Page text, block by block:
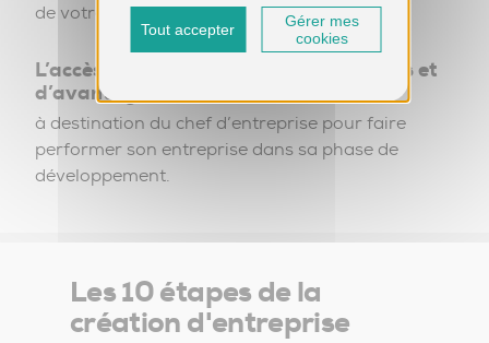
de votre activité.
L’accès à une offre complète de services et
d’avantages
à destination du chef d’entreprise pour faire
performer son entreprise dans sa phase de
développement.
Les 10 étapes de la
création d'entreprise
Tout accepter
Gérer mes
cookies